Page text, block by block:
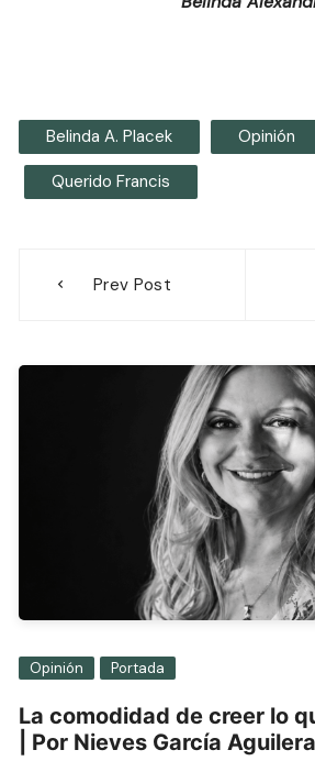
Belinda A. Placek Opinión
Querido Francis
Prev Post
Opinión Portada
La comodidad de creer lo
| Por Nieves García Aguilera